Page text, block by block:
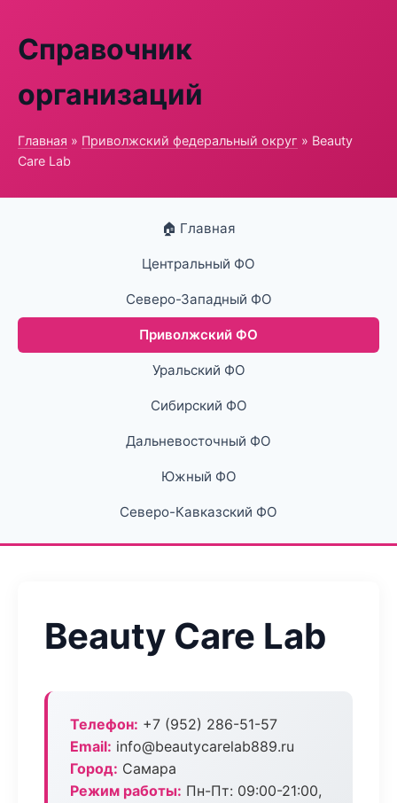
Справочник
организаций
Главная » Приволжский федеральный округ » Beauty
Care Lab
🏠 Главная
Центральный ФО
Северо-Западный ФО
Приволжский ФО
Уральский ФО
Сибирский ФО
Дальневосточный ФО
Южный ФО
Северо-Кавказский ФО
Beauty Care Lab
Телефон: +7 (952) 286-51-57
Email: info@beautycarelab889.ru
Город: Самара
Режим работы: Пн-Пт: 09:00-21:00,